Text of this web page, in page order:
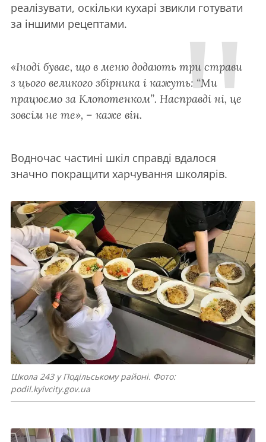
реалізувати, оскільки кухарі звикли готувати
за іншими рецептами.
«Іноді буває, що в меню додають три страви
з цього великого збірника і кажуть: “Ми
працюємо за Клопотенком”. Насправді ні, це
зовсім не те», – каже він.
Водночас частині шкіл справді вдалося
значно покращити харчування школярів.
Школа 243 у Подільському районі. Фото:
podil.kyivcity.gov.ua